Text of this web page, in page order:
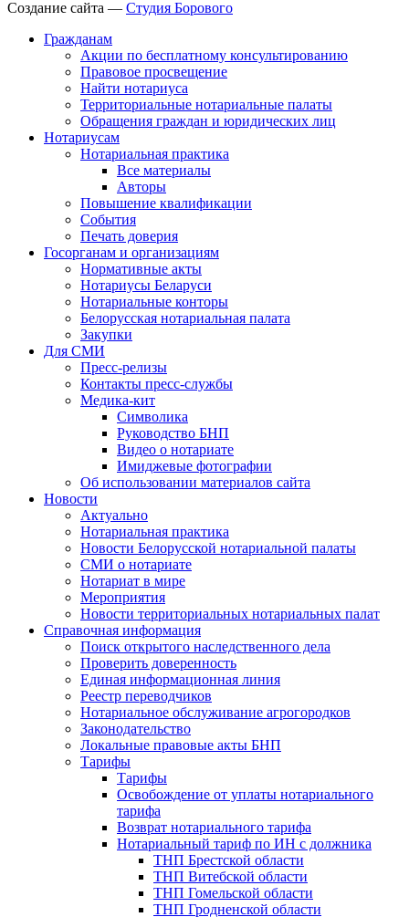
Создание сайта — Студия Борового
Гражданам
Акции по бесплатному консультированию
Правовое просвещение
Найти нотариуса
Территориальные нотариальные палаты
Обращения граждан и юридических лиц
Нотариусам
Нотариальная практика
Все материалы
Авторы
Повышение квалификации
События
Печать доверия
Госорганам и организациям
Нормативные акты
Нотариусы Беларуси
Нотариальные конторы
Белорусская нотариальная палата
Закупки
Для СМИ
Пресс-релизы
Контакты пресс-службы
Медика-кит
Символика
Руководство БНП
Видео о нотариате
Имиджевые фотографии
Об использовании материалов сайта
Новости
Актуально
Нотариальная практика
Новости Белорусской нотариальной палаты
СМИ о нотариате
Нотариат в мире
Мероприятия
Новости территориальных нотариальных палат
Справочная информация
Поиск открытого наследственного дела
Проверить доверенность
Единая информационная линия
Реестр переводчиков
Нотариальное обслуживание агрогородков
Законодательство
Локальные правовые акты БНП
Тарифы
Тарифы
Освобождение от уплаты нотариального
тарифа
Возврат нотариального тарифа
Нотариальный тариф по ИН с должника
ТНП Брестской области
ТНП Витебской области
ТНП Гомельской области
ТНП Гродненской области